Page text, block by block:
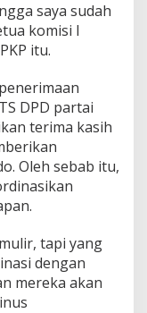
saya sudah
komisi I
itu.
DPD partai
terima kasih
Oleh sebab itu,
tapi yang
dengan
mereka akan